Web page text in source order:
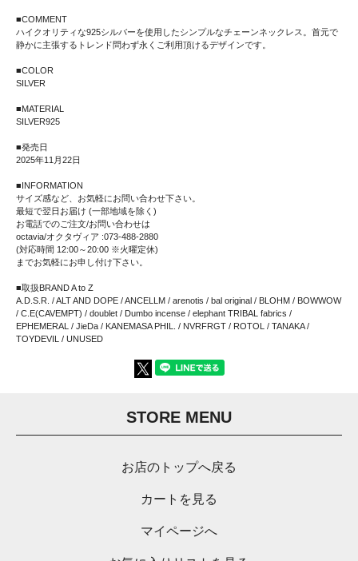
■COMMENT
ハイクオリティな925シルバーを使用したシンプルなチェーンネックレス。首元で
静かに主張するトレンド問わず永くご利用頂けるデザインです。
■COLOR
SILVER
■MATERIAL
SILVER925
■発売日
2025年11月22日
■INFORMATION
サイズ感など、お気軽にお問い合わせ下さい。
最短で翌日お届け (一部地域を除く)
お電話でのご注文/お問い合わせは
octavia/オクタヴィア :073-488-2880
(対応時間 12:00～20:00 ※火曜定休)
までお気軽にお申し付け下さい。
■取扱BRAND A to Z
A.D.S.R. / ALT AND DOPE / ANCELLM / arenotis / bal original / BLOHM / BOWWOW
/ C.E(CAVEMPT) / doublet / Dumbo incense / elephant TRIBAL fabrics /
EPHEMERAL / JieDa / KANEMASA PHIL. / NVRFRGT / ROTOL / TANAKA /
TOYDEVIL / UNUSED
STORE MENU
お店のトップへ戻る
カートを見る
マイページへ